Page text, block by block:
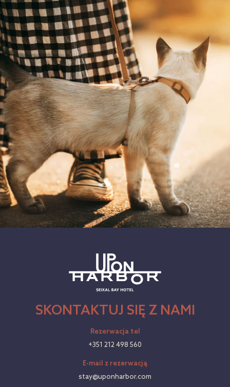
SKONTAKTUJ SIĘ Z NAMI
Rezerwacja tel
+351 212 498 560
E-mail z rezerwacją
stay@uponharbor.com